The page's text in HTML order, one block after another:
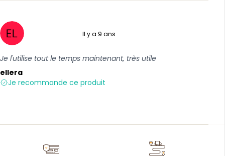
Il y a 9 ans
Je l'utilise tout le temps maintenant, très utile
ellera
Je recommande ce produit